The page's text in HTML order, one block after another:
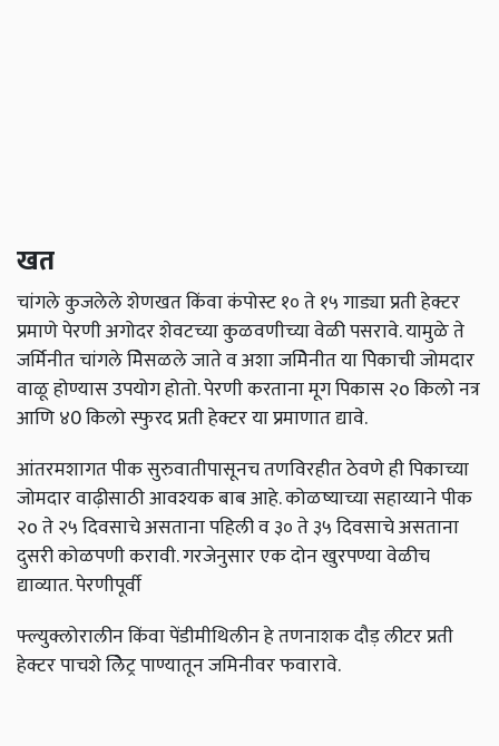
खत
चांगले कुजलेले शेणखत किंवा कंपोस्ट १० ते १५ गाड्या प्रती हेक्टर
प्रमाणे पेरणी अगोदर शेवटच्या कुळवणीच्या वेळी पसरावे. यामुळे ते
जर्मिनीत चांगले मेिसळले जाते व अशा जमेिनीत या पेिकाची जोमदार
वाळू होण्यास उपयोग होतो. पेरणी करताना मूग पिकास २o किलो नत्र
आणि ४0 किलो स्फुरद प्रती हेक्टर या प्रमाणात द्यावे.
आंतरमशागत पीक सुरुवातीपासूनच तणविरहीत ठेवणे ही पिकाच्या
जोमदार वाढ़ीसाठी आवश्यक बाब आहे. कोळष्याच्या सहाय्याने पीक
२o ते २५ दिवसाचे असताना पहिली व ३० ते ३५ दिवसाचे असताना
दुसरी कोळपणी करावी. गरजेनुसार एक दोन खुरपण्या वेळीच
द्याव्यात. पेरणीपूर्वी
फ्ल्युक्लोरालीन किंवा पेंडीमीथिलीन हे तणनाशक दौड़ लीटर प्रती
हेक्टर पाचशे लेिट्र पाण्यातून जमिनीवर फवारावे.